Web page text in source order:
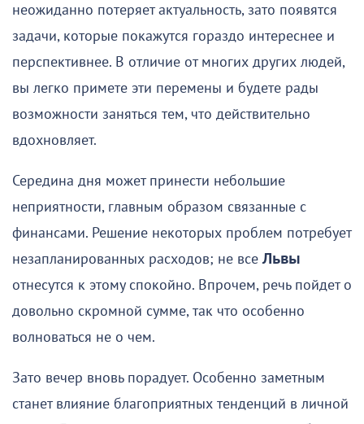
неожиданно потеряет актуальность, зато появятся
задачи, которые покажутся гораздо интереснее и
перспективнее. В отличие от многих других людей,
вы легко примете эти перемены и будете рады
возможности заняться тем, что действительно
вдохновляет.
Середина дня может принести небольшие
неприятности, главным образом связанные с
финансами. Решение некоторых проблем потребует
незапланированных расходов; не всеЛьвы
отнесутся к этому спокойно. Впрочем, речь пойдет о
довольно скромной сумме, так что особенно
волноваться не о чем.
Зато вечер вновь порадует. Особенно заметным
станет влияние благоприятных тенденций в личной